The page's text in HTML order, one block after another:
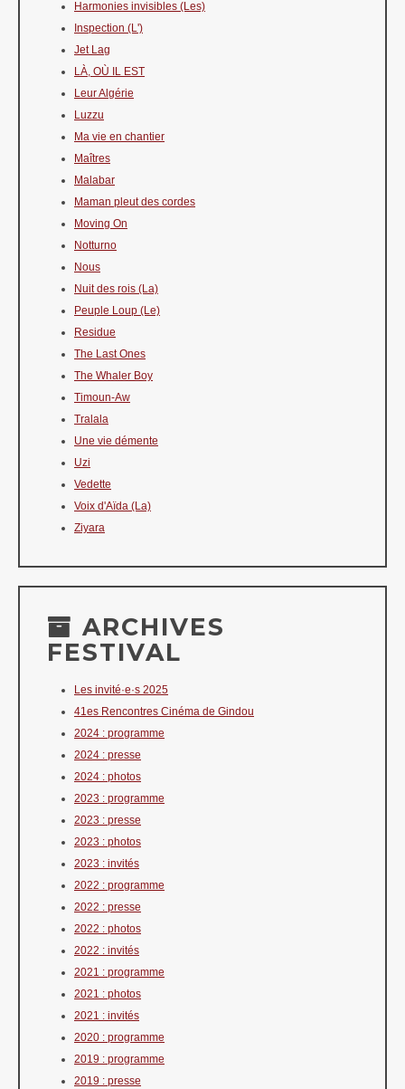
Harmonies invisibles (Les)
Inspection (L')
Jet Lag
LÀ, OÙ IL EST
Leur Algérie
Luzzu
Ma vie en chantier
Maîtres
Malabar
Maman pleut des cordes
Moving On
Notturno
Nous
Nuit des rois (La)
Peuple Loup (Le)
Residue
The Last Ones
The Whaler Boy
Timoun-Aw
Tralala
Une vie démente
Uzi
Vedette
Voix d'Aïda (La)
Ziyara
ARCHIVES
FESTIVAL
Les invité·e·s 2025
41es Rencontres Cinéma de Gindou
2024 : programme
2024 : presse
2024 : photos
2023 : programme
2023 : presse
2023 : photos
2023 : invités
2022 : programme
2022 : presse
2022 : photos
2022 : invités
2021 : programme
2021 : photos
2021 : invités
2020 : programme
2019 : programme
2019 : presse